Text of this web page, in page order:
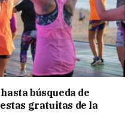
búsqueda de
gratuitas de la